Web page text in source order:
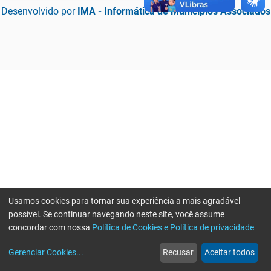
Desenvolvido por IMA - Informática de Municípios Associados
web
Notícias
more_horiz
Mais
Usamos cookies para tornar sua experiência a mais agradável
possível. Se continuar navegando neste site, você assume
concordar com nossa Política de Cookies e Política de privacidade
Gerenciar Cookies... Recusar Aceitar todos
Erro ao enviar informações, por favor tente novamente